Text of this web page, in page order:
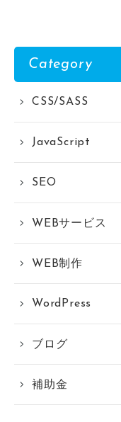
Category
CSS/SASS
JavaScript
SEO
WEBサービス
WEB制作
WordPress
ブログ
補助金